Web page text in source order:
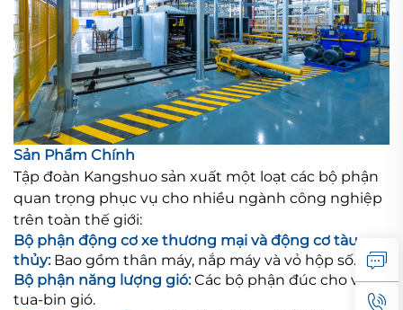
Sản Phẩm Chính
Tập đoàn Kangshuo sản xuất một loạt các bộ phận
quan trọng phục vụ cho nhiều ngành công nghiệp
trên toàn thế giới:
Bộ phận động cơ xe thương mại và động cơ tàu
thủy: Bao gồm thân máy, nắp máy và vỏ hộp số.
Bộ phận năng lượng gió:Các bộ phận đúc cho vỏ
tua-bin gió.